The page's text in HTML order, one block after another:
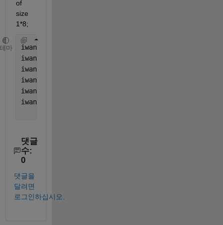
of
size
1*8;
테마
iwant = ones(10) ;
iwant(2:end-1,2:end-1) = A ;
iwant(1,2:end-1) = vec ;
iwant(2:end-1,end) = vec' ;
iwant(end,2:end-1) = fliplr(vec) ;
iwant(2:end-1,1) = flipud(vec') ;
댓글
수:
0
댓글을
달려면
로그인하십시오.